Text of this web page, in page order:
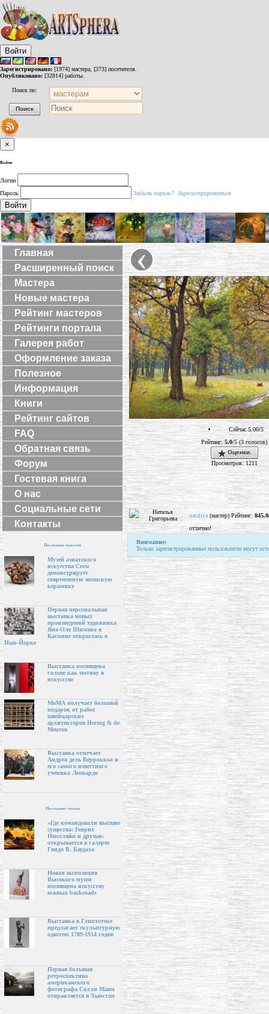
Войти
Зарегистрировано: [1974] мастера, [373] посетителя.
Опубликовано: [32814] работы.
Поиск по:
×
Войти
Логин
Пароль
Забыли пароль? Зарегистрироваться
Войти
Главная
Расширенный поиск
Мастера
Новые мастера
Рейтинг мастеров
Рейтинги портала
Галерея работ
Оформление заказа
Полезное
Информация
Книги
Рейтинг сайтов
FAQ
Обратная связь
Форум
Гостевая книга
О нас
Социальные сети
Контакты
Последние новости
Музей азиатского
искусства Crow
демонстрирует
современную японскую
керамику
Первая персональная
выставка новых
произведений художника
Яна-Оле Шимана в
Касмине открылась в
Нью-Йорке
Выставка посвящена
голове как мотиву в
искусстве
МоМА получает большой
подарок от работ
швейцарских
архитекторов Herzog & de
Meuron
Выставка отмечает
Андреа дель Верроккьо и
его самого известного
ученика Леонардо
Последние статьи
«Где командовали высшие
существа: Генрих
Нюссляйн и друзья»
открывается в галерее
Гвидо В. Баудаха
Новая экспозиция
Высокого музея
посвящена искусству
южных backroads
Выставка в Глиптотеке
предлагает скульптурную
одиссею 1789-1914 годов
Первая большая
ретроспектива
американского
фотографа Салли Манн
отправляется в Хьюстон
‹
Сейчас 5.00/5
Рейтинг:5.0/5 (3 голосов)
Оценки.
Просмотров: 1211
nataliya (мастер) Рейтинг:
отлично!
Внимание:
Только зарегистрированные пользователи могут